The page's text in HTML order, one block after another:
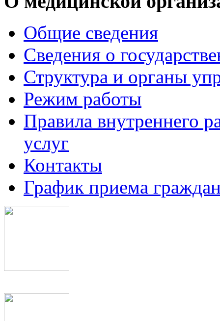
Общие сведения
Сведения о
Структура и органы
Режим работы
Правила внутреннего
услуг
Контакты
График приема